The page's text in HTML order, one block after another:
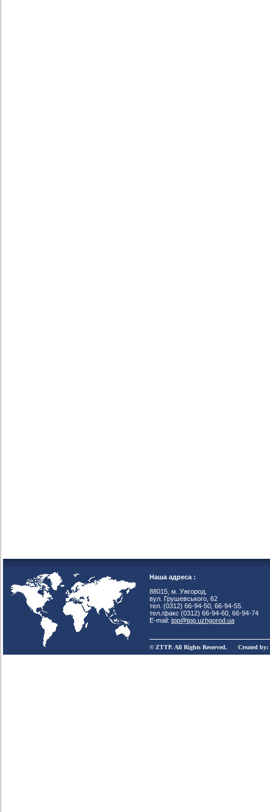
Наша адреса :
88015, м. Ужгород,
вул. Грушевського, 62
тел. (0312) 66-94-50, 66-94-55.
тел./факс (0312) 66-94-60, 66-94-74
E-mail: tpp@tpp.uzhgorod.ua
© ZTTP. All Rights Reserved. Created by: